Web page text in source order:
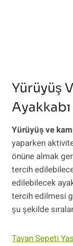
Yürüyüş
Yürüyüş ve
yaparken
önüne almak
tercih
edilebilecek
tercih edilmesi
şu şekilde
Tavan Sepeti